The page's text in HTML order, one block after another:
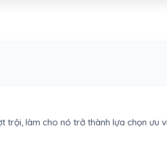
trội, làm cho nó trở thành lựa chọn